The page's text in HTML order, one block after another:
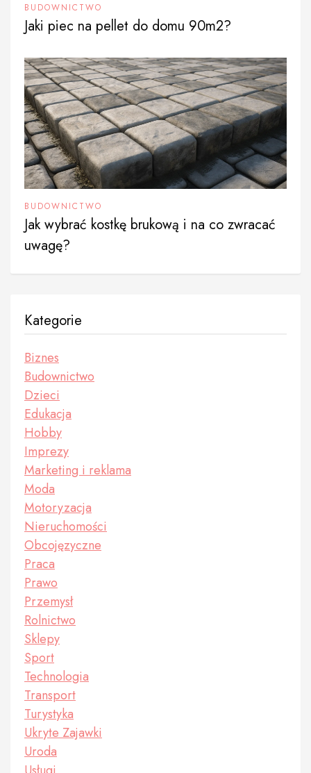
BUDOWNICTWO
Jaki piec na pellet do domu 90m2?
BUDOWNICTWO
Jak wybrać kostkę brukową i na co zwracać
uwagę?
Kategorie
Biznes
Budownictwo
Dzieci
Edukacja
Hobby
Imprezy
Marketing i reklama
Moda
Motoryzacja
Nieruchomości
Obcojęzyczne
Praca
Prawo
Przemysł
Rolnictwo
Sklepy
Sport
Technologia
Transport
Turystyka
Ukryte Zajawki
Uroda